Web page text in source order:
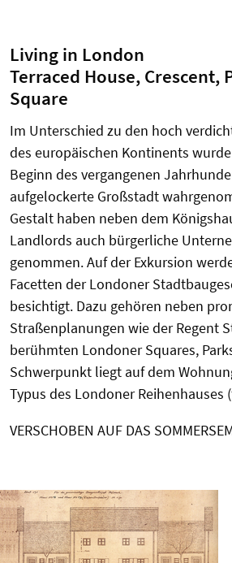
Living in London
Terraced House, Crescent,
Square
Im Unterschied zu den hoch
des europäischen Kontinents
Beginn des vergangenen
aufgelockerte Großstadt
Gestalt haben neben dem
Landlords auch bürgerliche
genommen. Auf der Exkursion
Facetten der Londoner
besichtigt. Dazu gehören neben
Straßenplanungen wie der Regent
berühmten Londoner Squares,
Schwerpunkt liegt auf dem
Typus des Londoner Reihenhauses
VERSCHOBEN AUF DAS